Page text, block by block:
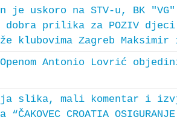
je uskoro na STV-u, BK
dobra prilika za POZIV
klubovima Zagreb Maksimir
Openom Antonio Lovrić
slika, mali komentar i
CROATIA OSIGURANJE